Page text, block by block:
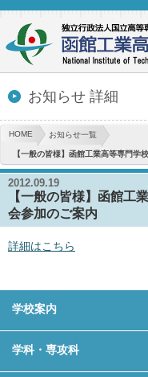
お知らせ 詳細
HOME お知らせ一覧
【一般の皆様】函館工業高等専門学
2012.09.19
【一般の皆様】函館工
会参加のご案内
詳細はこちら
学校案内
学科・専攻科